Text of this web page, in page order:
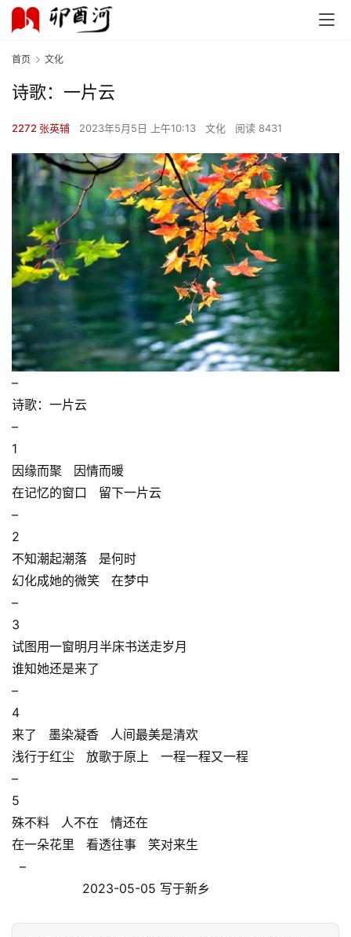
首页 文化
诗歌：一片云
2272 张英辅 2023年5月5日 上午10:13 文化 阅读 8431
–
诗歌：一片云
–
1
因缘而聚 因情而暖
在记忆的窗口 留下一片云
–
2
不知潮起潮落 是何时
幻化成她的微笑 在梦中
–
3
试图用一窗明月半床书送走岁月
谁知她还是来了
–
4
来了 墨染凝香 人间最美是清欢
浅行于红尘 放歌于原上 一程一程又一程
–
5
殊不料 人不在 情还在
在一朵花里 看透往事 笑对来生
–
2023-05-05 写于新乡